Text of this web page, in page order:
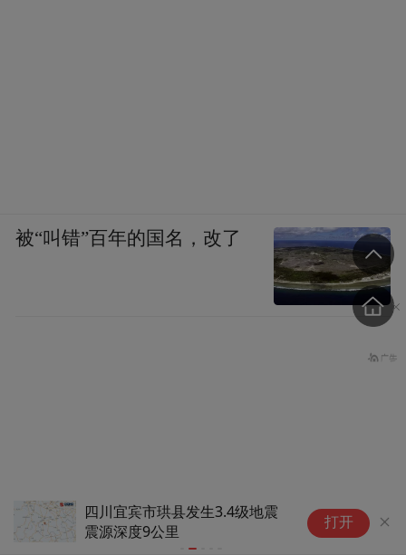
港口湾水库将于8月8日14时起
开启水库泄洪设施
“
打开
被“叫错”百年的国名，改了